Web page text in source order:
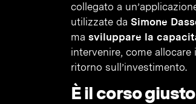
collegato a
utilizzate da Simone
ma sviluppare la
intervenire, come
ritorno sull’investimento.
È il corso